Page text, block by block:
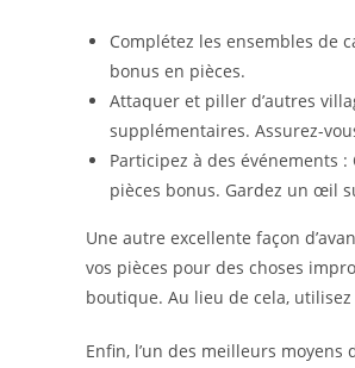
Complétez les ensembles de
bonus en pièces.
Attaquer et piller d’autres
supplémentaires. Assurez-
Participez à des événements
pièces bonus. Gardez un œil
Une autre excellente façon
vos pièces pour des choses
boutique. Au lieu de cela,
Enfin, l’un des meilleurs